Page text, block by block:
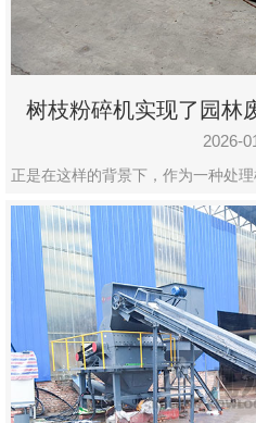
树枝粉碎机实现了园林
2026-
正是在这样的背景下，作为一种处